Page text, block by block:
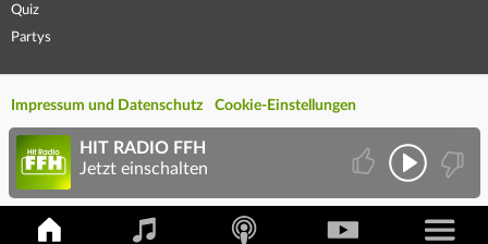
Quiz
Partys
Impressum und Datenschutz Cookie-Einstellungen
HIT RADIO FFH
Jetzt einschalten